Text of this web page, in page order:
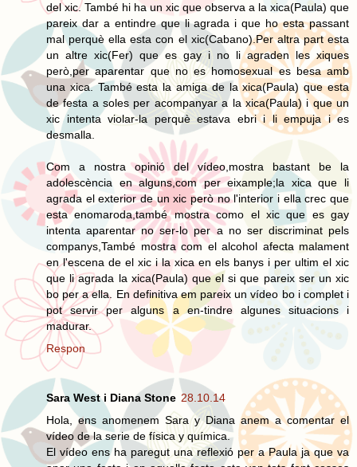
del xic. També hi ha un xic que observa a la xica(Paula) que
pareix dar a entindre que li agrada i que ho esta passant
mal perquè ella esta con el xic(Cabano).Per altra part esta
un altre xic(Fer) que es gay i no li agraden les xiques
però,per aparentar que no es homosexual es besa amb
una xica. També esta la amiga de la xica(Paula) que esta
de festa a soles per acompanyar a la xica(Paula) i que un
xic intenta violar-la perquè estava ebri i li empuja i es
desmalla.
Com a nostra opinió del vídeo,mostra bastant be la
adolescència en alguns,com per eixample;la xica que li
agrada el exterior de un xic però no l'interior i ella crec que
esta enomaroda,també mostra como el xic que es gay
intenta aparentar no ser-lo per a no ser discriminat pels
companys,També mostra com el alcohol afecta malament
en l'escena de el xic i la xica en els banys i per ultim el xic
que li agrada la xica(Paula) que el si que pareix ser un xic
bo per a ella. En definitiva em pareix un vídeo bo i complet i
pot servir per alguns a en-tindre algunes situacions i
madurar.
Respon
Sara West i Diana Stone 28.10.14
Hola, ens anomenem Sara y Diana anem a comentar el
vídeo de la serie de física y química.
El vídeo ens ha paregut una reflexió per a Paula ja que va